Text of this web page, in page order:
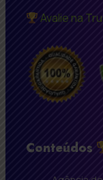
Avalie na
Conteúdos